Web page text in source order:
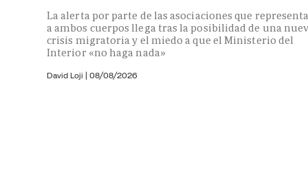
La alerta por parte de las asociaciones que
a ambos cuerpos llega tras la posibilidad de una
crisis migratoria y el miedo a que el Ministerio del
Interior «no haga nada»
David Loji | 08/08/2026